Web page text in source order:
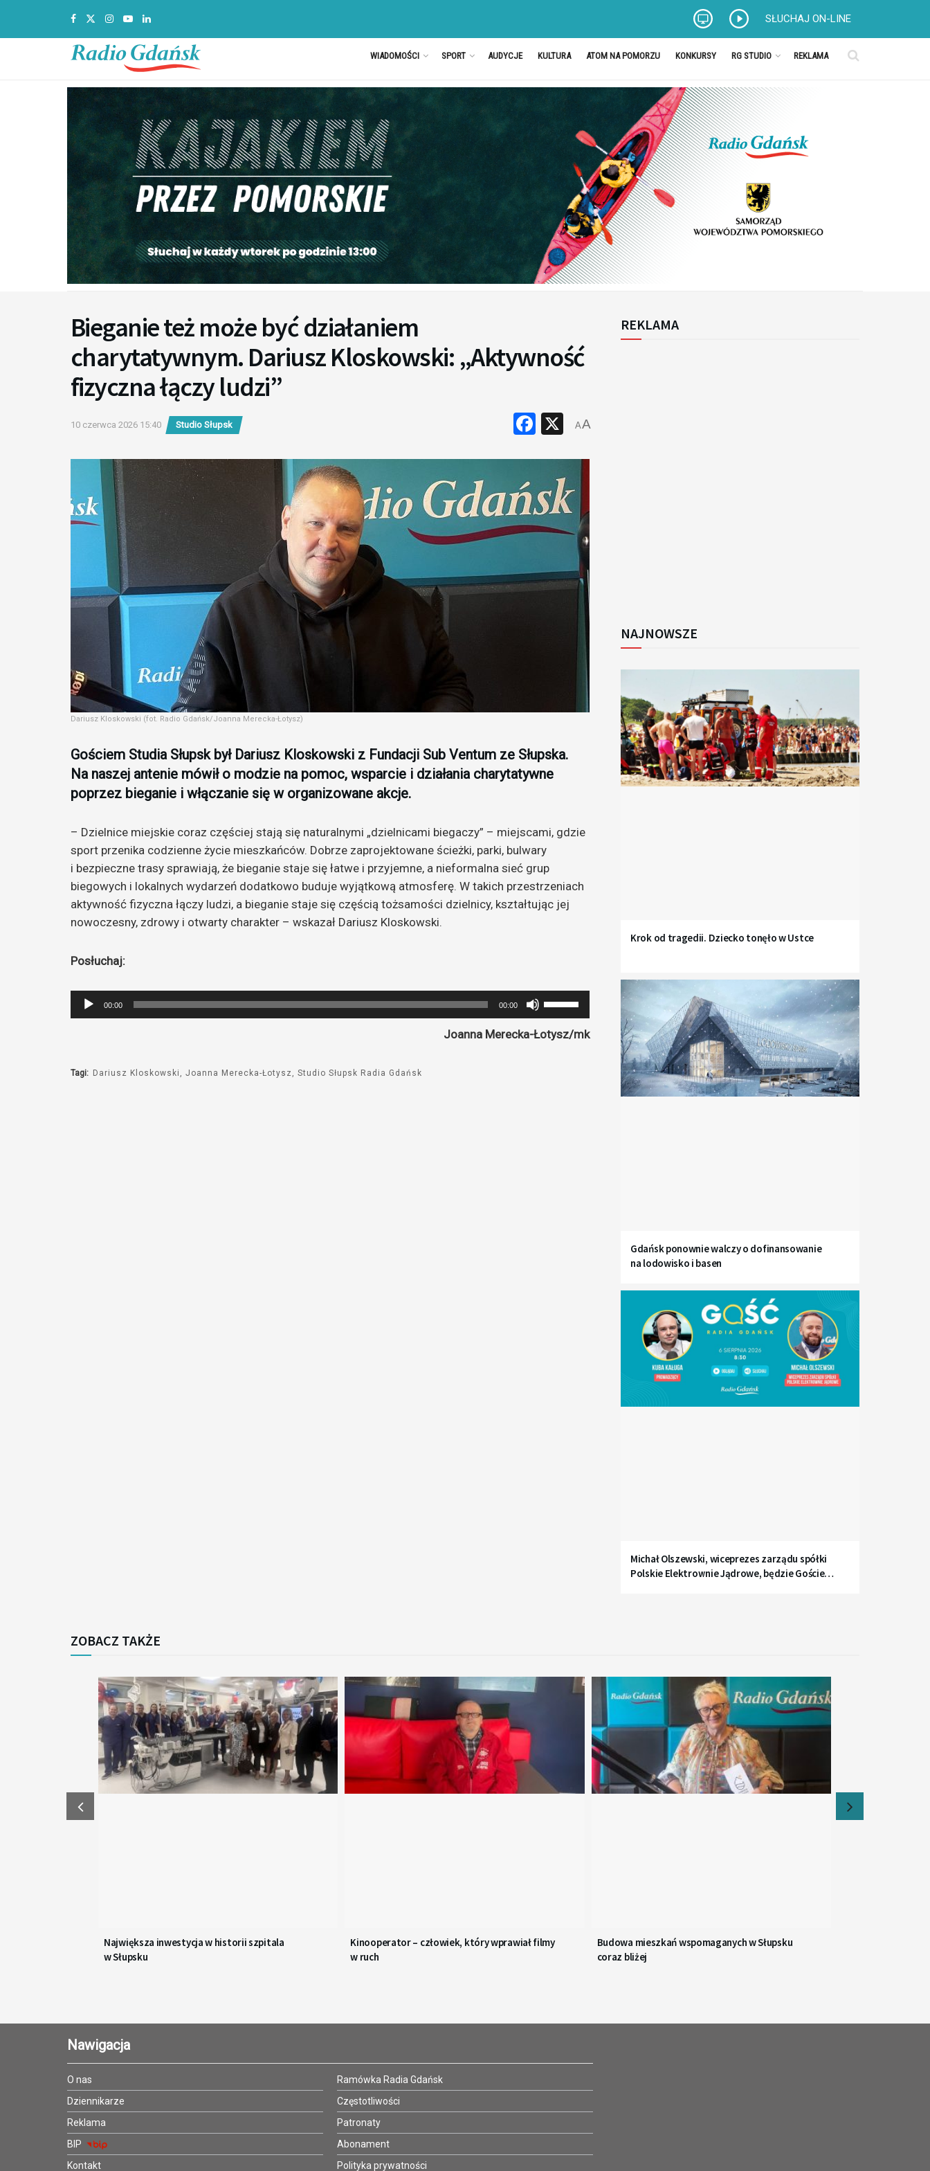
SŁUCHAJ ON-LINE
WIADOMOŚCI SPORT AUDYCJE KULTURA ATOM NA POMORZU KONKURSY RG STUDIO REKLAMA
Bieganie też może być działaniem
charytatywnym. Dariusz Kloskowski: „Aktywność
fizyczna łączy ludzi”
10 czerwca 2026 15:40 Studio Słupsk Facebook
X
AA
Dariusz Kloskowski (fot. Radio Gdańsk/Joanna Merecka-Łotysz)
Gościem Studia Słupsk był Dariusz Kloskowski z Fundacji Sub Ventum ze Słupska.
Na naszej antenie mówił o modzie na pomoc, wsparcie i działania charytatywne
poprzez bieganie i włączanie się w organizowane akcje.
– Dzielnice miejskie coraz częściej stają się naturalnymi „dzielnicami biegaczy” – miejscami, gdzie
sport przenika codzienne życie mieszkańców. Dobrze zaprojektowane ścieżki, parki, bulwary
i bezpieczne trasy sprawiają, że bieganie staje się łatwe i przyjemne, a nieformalna sieć grup
biegowych i lokalnych wydarzeń dodatkowo buduje wyjątkową atmosferę. W takich przestrzeniach
aktywność fizyczna łączy ludzi, a bieganie staje się częścią tożsamości dzielnicy, kształtując jej
nowoczesny, zdrowy i otwarty charakter – wskazał Dariusz Kloskowski.
Posłuchaj:
Odtwarzacz
plików
00:00 00:00
strzałek
do
Joanna Merecka-Łotysz/mk
Tagi: Dariusz Kloskowski Joanna Merecka-Łotysz Studio Słupsk Radia Gdańsk
REKLAMA
NAJNOWSZE
Krok od tragedii. Dziecko tonęło w Ustce
Gdańsk ponownie walczy o dofinansowanie
na lodowisko i basen
Michał Olszewski, wiceprezes zarządu spółki
Polskie Elektrownie Jądrowe, będzie Gościem
ZOBACZ TAKŻE
Największa inwestycja w historii szpitala
w Słupsku
Kinooperator – człowiek, który wprawiał filmy
w ruch
Budowa mieszkań wspomaganych w Słupsku
coraz bliżej
Nawigacja
O nas
Dziennikarze
Reklama
BIP
Kontakt
Ramówka Radia Gdańsk
Częstotliwości
Patronaty
Abonament
Polityka prywatności